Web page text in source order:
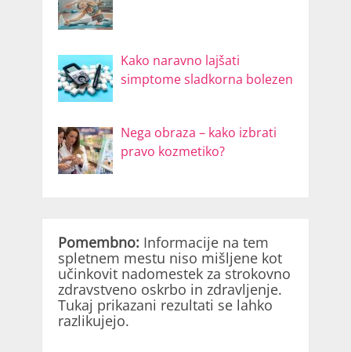
Kako naravno lajšati
simptome sladkorna bolezen
Nega obraza – kako izbrati
pravo kozmetiko?
Pomembno: Informacije na tem
spletnem mestu niso mišljene kot
učinkovit nadomestek za strokovno
zdravstveno oskrbo in zdravljenje.
Tukaj prikazani rezultati se lahko
razlikujejo.